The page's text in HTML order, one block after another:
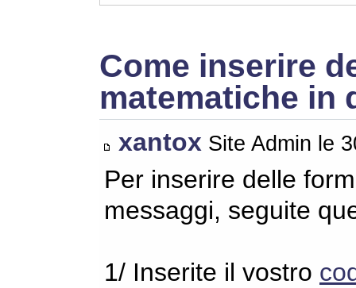
Come inserire
matematiche in
xantox Site Admin le
Per inserire delle
messaggi, seguite
1/ Inserite il vostro